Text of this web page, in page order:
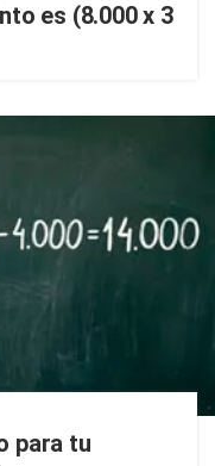
es (8.000 x 3
para tu